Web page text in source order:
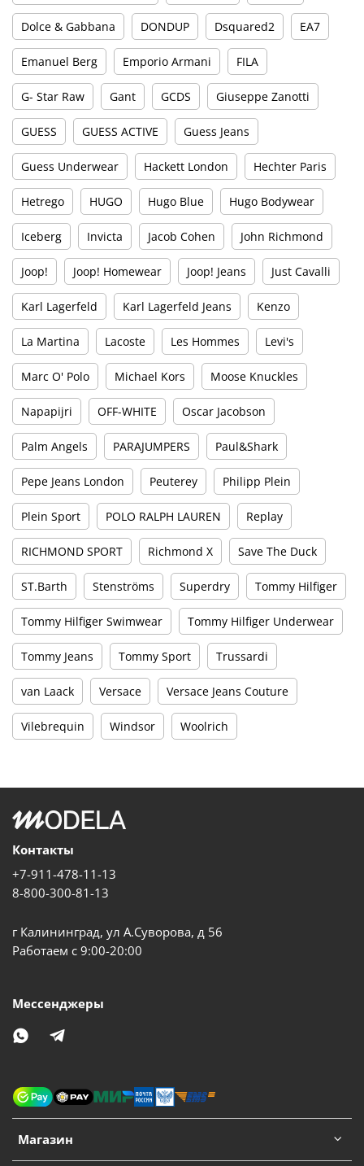
Dolce & Gabbana DONDUP Dsquared2 EA7
Emanuel Berg Emporio Armani FILA
G- Star Raw Gant GCDS Giuseppe Zanotti
GUESS GUESS ACTIVE Guess Jeans
Guess Underwear Hackett London Hechter Paris
Hetrego HUGO Hugo Blue Hugo Bodywear
Iceberg Invicta Jacob Cohen John Richmond
Joop! Joop! Homewear Joop! Jeans Just Cavalli
Karl Lagerfeld Karl Lagerfeld Jeans Kenzo
La Martina Lacoste Les Hommes Levi's
Marc O' Polo Michael Kors Moose Knuckles
Napapijri OFF-WHITE Oscar Jacobson
Palm Angels PARAJUMPERS Paul&Shark
Pepe Jeans London Peuterey Philipp Plein
Plein Sport POLO RALPH LAUREN Replay
RICHMOND SPORT Richmond X Save The Duck
ST.Barth Stenströms Superdry Tommy Hilfiger
Tommy Hilfiger Swimwear Tommy Hilfiger Underwear
Tommy Jeans Tommy Sport Trussardi
van Laack Versace Versace Jeans Couture
Vilebrequin Windsor Woolrich
Магазин
Контакты
+7-911-478-11-13
8-800-300-81-13
г Калининград, ул А.Суворова, д 56
Работаем с 9:00-20:00
Мессенджеры